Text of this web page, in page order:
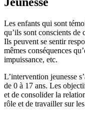
Les enfants qui sont
qu’ils sont conscients de
Ils peuvent se sentir
mêmes conséquences
impuissance, etc.
L’intervention jeunesse
de 0 à 17 ans. Les
et de consolider la
rôle et de travailler sur